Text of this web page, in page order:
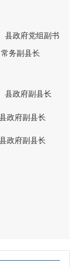
县政府党组副书
务副县长
县政府副县长
政府副县长
政府副县长